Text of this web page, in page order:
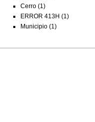
Cerro (1)
ERROR 413H (1)
Municipio (1)